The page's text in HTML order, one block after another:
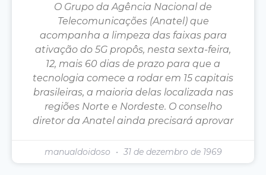
O Grupo da Agência Nacional de
Telecomunicações (Anatel) que
acompanha a limpeza das faixas para
ativação do 5G propôs, nesta sexta-feira,
12, mais 60 dias de prazo para que a
tecnologia comece a rodar em 15 capitais
brasileiras, a maioria delas localizada nas
regiões Norte e Nordeste. O conselho
diretor da Anatel ainda precisará aprovar
manualdoidoso 31 de dezembro de 1969